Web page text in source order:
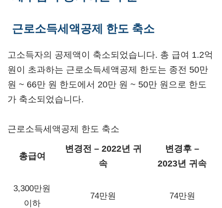
근로소득세액공제 한도 축소
고소득자의 공제액이 축소되었습니다. 총 급여 1.2억
원이 초과하는 근로소득세액공제 한도는 종전 50만
원 ~ 66만 원 한도에서 20만 원 ~ 50만 원으로 한도
가 축소되었습니다.
근로소득세액공제 한도 축소
총급여
변경전 – 2022년 귀
속
변경후 –
2023년 귀속
3,300만원
이하
74만원 74만원